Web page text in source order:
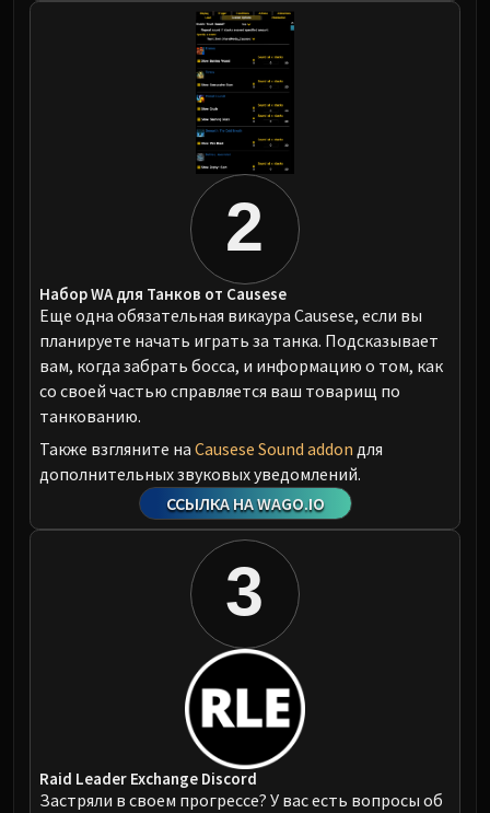
2
Набор WA для Танков от Causese
Еще одна обязательная викаура Causese, если вы
планируете начать играть за танка. Подсказывает
вам, когда забрать босса, и информацию о том, как
со своей частью справляется ваш товарищ по
танкованию.
Также взгляните на Causese Sound addon для
дополнительных звуковых уведомлений.
ССЫЛКА НА WAGO.IO
3
Raid Leader Exchange Discord
Застряли в своем прогрессе? У вас есть вопросы об